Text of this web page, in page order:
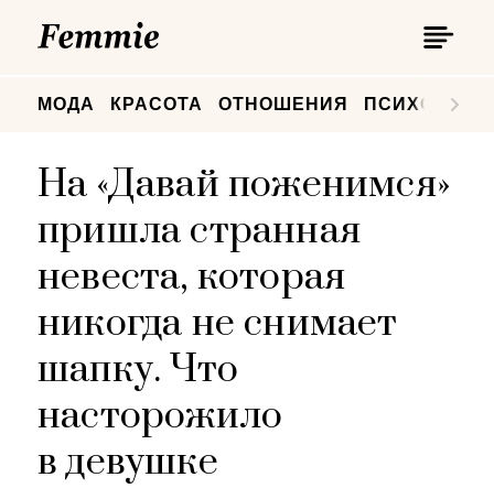
МОДА КРАСОТА ОТНОШЕНИЯ
На «Давай поженимся»
пришла странная
невеста, которая
никогда не снимает
шапку. Что
насторожило
в девушке